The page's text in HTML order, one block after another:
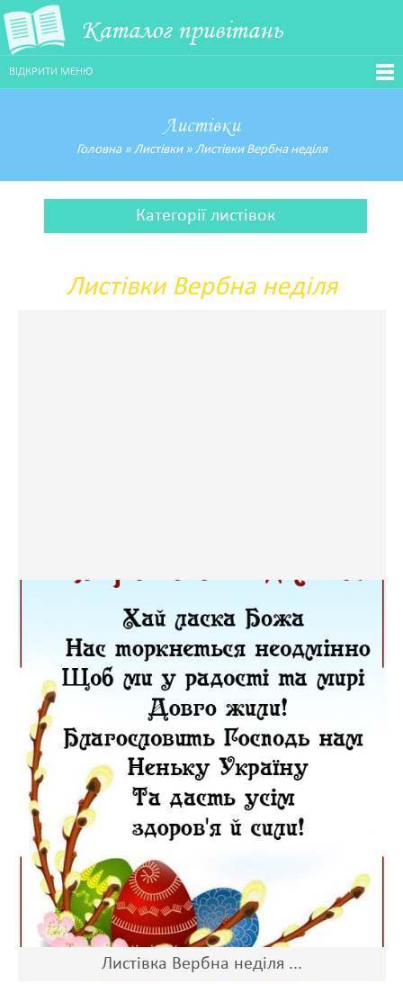
Каталог привітань
ВІДКРИТИ МЕНЮ
Листівки
Головна» Листівки» Листівки Вербна неділя
Категорії листівок
Листівки Вербна неділя
Листівка Вербна неділя ...